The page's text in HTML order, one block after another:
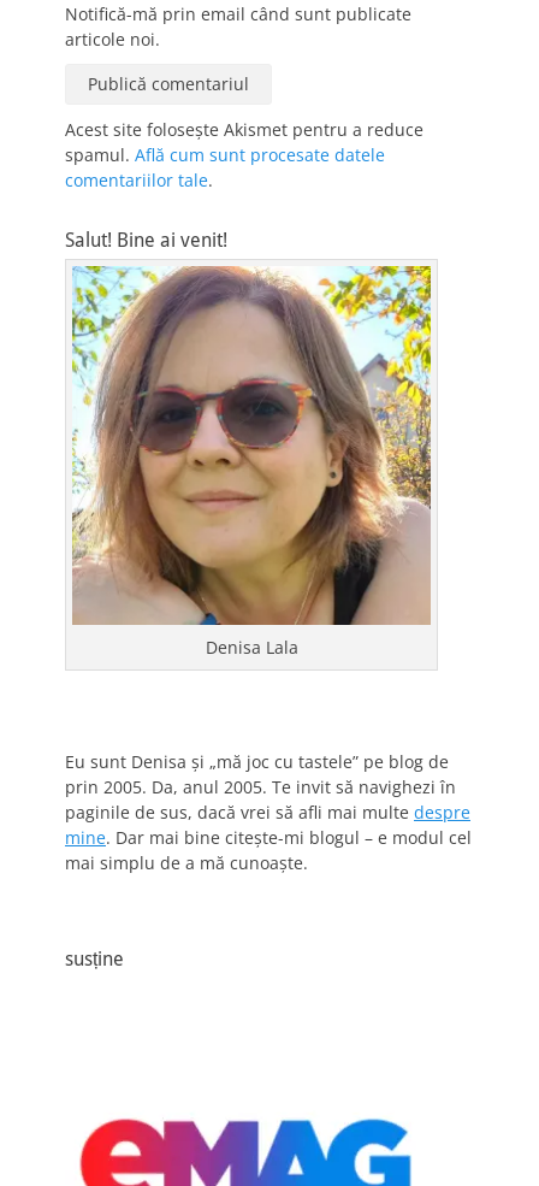
Notifică-mă prin email când sunt publicate
articole noi.
Acest site folosește Akismet pentru a reduce
spamul. Află cum sunt procesate datele
comentariilor tale.
Salut! Bine ai venit!
Denisa Lala
Eu sunt Denisa și „mă joc cu tastele” pe blog de
prin 2005. Da, anul 2005. Te invit să navighezi în
paginile de sus, dacă vrei să afli mai multe despre
mine. Dar mai bine citește-mi blogul – e modul cel
mai simplu de a mă cunoaște.
susține